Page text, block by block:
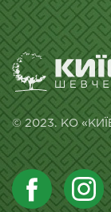
© 2023. КО